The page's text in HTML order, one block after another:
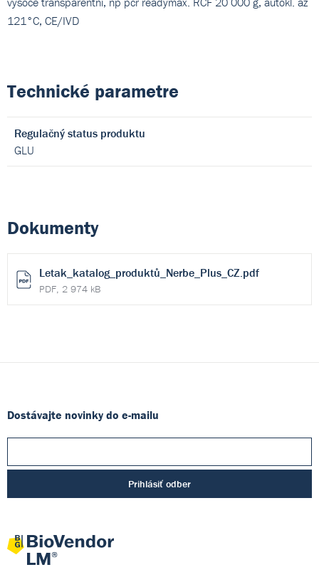
121°C, CE/IVD
Technické parametre
Regulačný status produktu
GLU
Dokumenty
Letak_katalog_produktů_Nerbe_Plus_CZ.pdf
PDF, 2 974 kB
Dostávajte novinky do e-mailu
Prihlásiť odber